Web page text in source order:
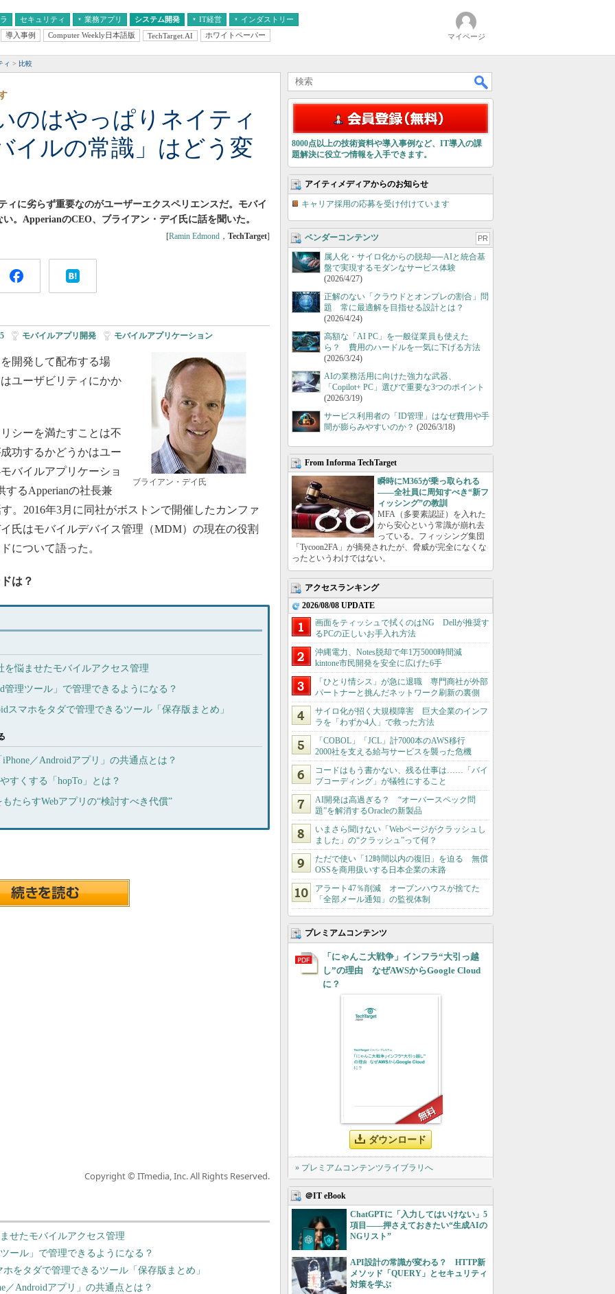
セキュリティ 業務アプリ
AI
システム開発 IT経営
経営とIT
インダストリー
医療IT
導入事例 Computer Weekly日本語版 TechTarget.AI ホワイトペーパー マイページ
ィ 比較
のはやっぱりネイティ
イルの常識」はどう変
ィに劣らず重要なのがユーザーエクスペリエンスだ。モバイ
。ApperianのCEO、ブライアン・デイ氏に話を聞いた。
[Ramin Edmond ， TechTarget]
モバイルアプリ開発 モバイルアプリケーション
ブライアン・デイ氏
開発して配布する場
ユーザビリティにかか
シーを満たすことは不
功するかどうかはユー
バイルアプリケーショ
るApperianの社長兼
。2016年3月に同社がボストンで開催したカンファ
氏はモバイルデバイス管理（MDM）の現在の役割
について語った。
は？
を悩ませたモバイルアクセス管理
管理ツール」で管理できるようになる？
スマホをタダで管理できるツール「保存版まとめ」
／Androidアプリ」の共通点とは？
すくする「hopTo」とは？
たらすWebアプリの“検討すべき代償”
Copyright © ITmedia, Inc. All Rights Reserved.
せたモバイルアクセス管理
ール」で管理できるようになる？
をタダで管理できるツール「保存版まとめ」
／Androidアプリ」の共通点とは？
8000点以上の技術資料や導入事例など、IT導入の課
題解決に役立つ情報を入手できます。
アイティメディアからのお知らせ
キャリア採用の応募を受け付けています
ベンダーコンテンツ PR
属人化・サイロ化からの脱却──AIと統合基
盤で実現するモダンなサービス体験
(2026/4/27)
正解のない「クラウドとオンプレの割合」問
題 常に最適解を目指せる設計とは？
(2026/4/24)
高額な「AI PC」を一般従業員も使えた
ら？ 費用のハードルを一気に下げる方法
(2026/3/24)
AIの業務活用に向けた強力な武器、
「Copilot+ PC」選びで重要な3つのポイント
(2026/3/19)
サービス利用者の「ID管理」はなぜ費用や手
間が膨らみやすいのか？ (2026/3/18)
From Informa TechTarget
瞬時にM365が乗っ取られる
――全社員に周知すべき“新フ
ィッシング”の教訓
MFA（多要素認証）を入れた
から安心という常識が崩れ去
っている。フィッシング集団
「Tycoon2FA」が摘発されたが、脅威が完全になくな
ったというわけではない。
アクセスランキング
2026/08/08 UPDATE
画面をティッシュで拭くのはNG Dellが推奨す
るPCの正しいお手入れ方法
沖縄電力、Notes脱却で年1万5000時間減
kintone市民開発を安全に広げた6手
「ひとり情シス」が急に退職 専門商社が外部
パートナーと挑んだネットワーク刷新の裏側
サイロ化が招く大規模障害 巨大企業のインフ
ラを「わずか4人」で救った方法
「COBOL」「JCL」計7000本のAWS移行
2000社を支える給与サービスを襲った危機
コードはもう書かない、残る仕事は……「バイ
ブコーディング」が犠牲にすること
AI開発は高過ぎる？ “オーバースペック問
題”を解消するOracleの新製品
いまさら聞けない「Webページがクラッシュし
ました」の“クラッシュ”って何？
ただで使い「12時間以内の復旧」を迫る 無償
OSSを商用扱いする日本企業の末路
アラート47％削減 オープンハウスが捨てた
「全部メール通知」の監視体制
プレミアムコンテンツ
「にゃんこ大戦争」インフラ“大引っ越
し”の理由 なぜAWSからGoogle Cloud
に？
ダウンロード
» プレミアムコンテンツライブラリへ
＠IT eBook
ChatGPTに「入力してはいけない」5
項目――押さえておきたい“生成AIの
NGリスト”
API設計の常識が変わる？ HTTP新
メソッド「QUERY」とセキュリティ
対策を学ぶ